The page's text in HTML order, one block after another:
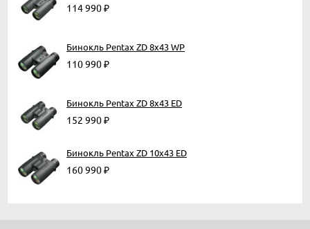
114 990₽
Бинокль Pentax ZD 8x43 WP
110 990₽
Бинокль Pentax ZD 8x43 ED
152 990₽
Бинокль Pentax ZD 10x43 ED
160 990₽